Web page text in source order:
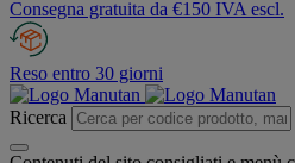
Consegna gratuita da €150 IVA escl.
Reso entro 30 giorni
Ricerca